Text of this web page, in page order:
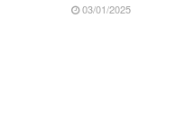
03/01/2025